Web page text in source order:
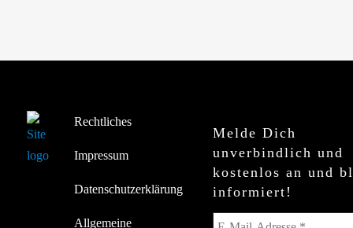
Rechtliches
Impressum
Datenschutzerklärung
Allgemeine
Melde Dich
unverbindlich und
kostenlos an und
informiert!